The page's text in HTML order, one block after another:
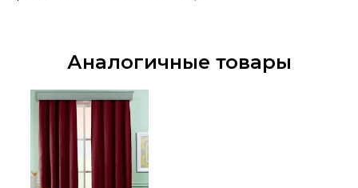
Аналогичные товары